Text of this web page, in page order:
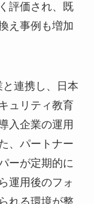
評価され、既
え事例も増加
連携し、日本
ュリティ教育
入企業の運用
、パートナー
ーが定期的に
運用後のフォ